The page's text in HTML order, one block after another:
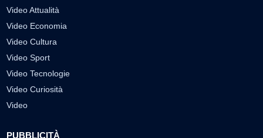
Video Attualità
Video Economia
Video Cultura
Video Sport
Video Tecnologie
Video Curiosità
Video
PUBBLICITÀ